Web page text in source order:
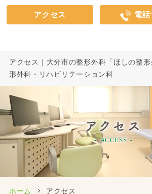
アクセス 電話
アクセス｜大分市の整形外科「ほしの整
形外科・リハビリテーション科
アクセス
ACCESS
ホーム アクセス